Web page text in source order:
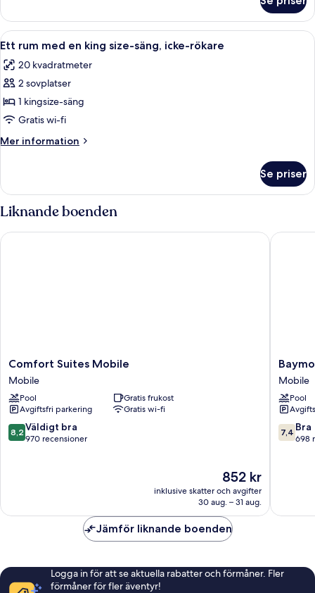
Smoking
Queen
Beds,
Non-
Öppna
alla
foton
för
Ett
rum
med
en
size-
säng,
icke-
rökare
Ett hotellrum med ett skrivbord i trä,
5
Ett rum med en king size-säng, icke-rökare
20 kvadratmeter
2 sovplatser
1 kingsize-säng
Gratis wi-fi
Mer information
Mer
rum
med
en
king
size-
Se priser
Liknande boenden
Comfort
Suites
Mobile
Mobile
Comfort Suites Mobile
Mobile
Pool
Gratis frukost
Avgiftsfri parkering
Gratis wi-fi
8.2
av
8,2 Väldigt bra
970 recensioner
Priset
är
852 kr
852 kr
inklusive skatter och avgifter
30 aug. – 31 aug.
Comfort Suites Mobile
by
Mobile/
Corner
Mobile
Mobile
Pool
7.4
av
7,4 Bra
698
Jämför liknande boenden
Logga in för att se aktuella rabatter och förmåner. Fler
förmåner för fler äventyr!